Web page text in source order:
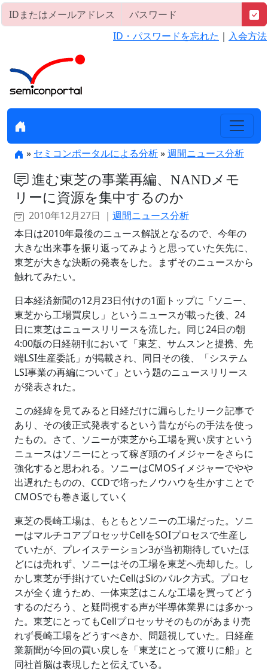
ID・パスワードを忘れた ｜ 入会方法
» セミコンポータルによる分析»週間ニュース分析
進む東芝の事業再編、NANDメモ
リーに資源を集中するのか
2010年12月27日 ｜ 週間ニュース分析
本日は2010年最後のニュース解説となるので、今年の
大きな出来事を振り返ってみようと思っていた矢先に、
東芝が大きな決断の発表をした。まずそのニュースから
触れてみたい。
日本経済新聞の12月23日付けの1面トップに「ソニー、
東芝から工場買戻し」というニュースが載った後、24
日に東芝はニュースリリースを流した。同じ24日の朝
4:00版の日経朝刊において「東芝、サムスンと提携、先
端LSI生産委託」が掲載され、同日その後、「システム
LSI事業の再編について」という題のニュースリリース
が発表された。
この経緯を見てみると日経だけに漏らしたリーク記事で
あり、その後正式発表するという昔ながらの手法を使っ
たもの。さて、ソニーが東芝から工場を買い戻すという
ニュースはソニーにとって稼ぎ頭のイメジャーをさらに
強化すると思われる。ソニーはCMOSイメジャーでやや
出遅れたものの、CCDで培ったノウハウを生かすことで
CMOSでも巻き返していく
東芝の長崎工場は、もともとソニーの工場だった。ソニ
ーはマルチコアプロセッサCellをSOIプロセスで生産し
ていたが、プレイステーション3が当初期待していたほ
どには売れず、ソニーはその工場を東芝へ売却した。し
かし東芝が手掛けていたCellはSiのバルク方式。プロセ
スが全く違うため、一体東芝はこんな工場を買ってどう
するのだろう、と疑問視する声が半導体業界には多かっ
た。東芝にとってもCellプロセッサそのものがあまり売
れず長崎工場をどうすべきか、問題視していた。日経産
業新聞が今回の買い戻しを「東芝にとって渡りに船」と
同社首脳は表現したと伝えている。